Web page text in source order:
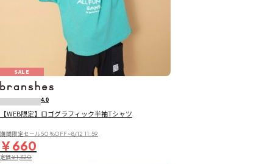
SALE
4.0
【WEB限定】ロゴグラフィック半袖Tシャツ
期間限定セール50％OFF~8/12 11:59
￥660
定価￥1,320